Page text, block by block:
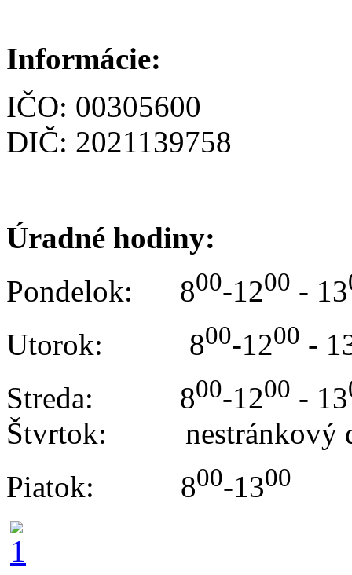
Informácie:
IČO: 00305600
DIČ: 2021139758
Úradné hodiny:
Pondelok: 800-1200 - 13
Utorok: 800-1200 -
Streda: 800-1200 - 13
Štvrtok: nestránkový
Piatok: 800-1300